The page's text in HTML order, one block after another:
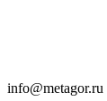
info@metagor.ru